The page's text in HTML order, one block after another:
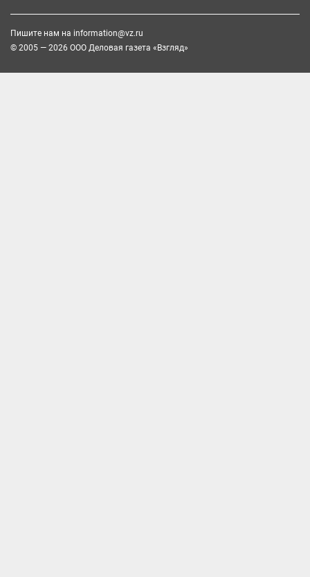
Пишите нам на information@vz.ru
© 2005 — 2026 ООО Деловая газета «Взгляд»